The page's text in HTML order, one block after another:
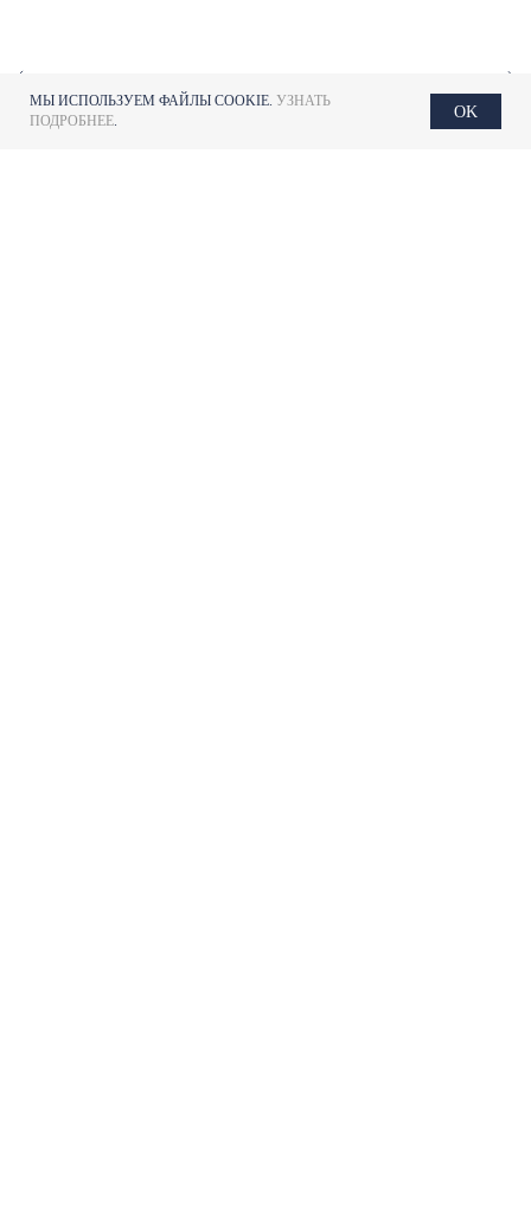
МЫ ИСПОЛЬЗУЕМ ФАЙЛЫ COOKIE. УЗНАТЬ
ПОДРОБНЕЕ.
OK